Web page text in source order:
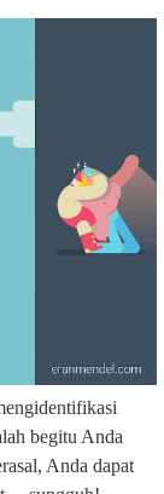
begitu Anda
Anda dapat